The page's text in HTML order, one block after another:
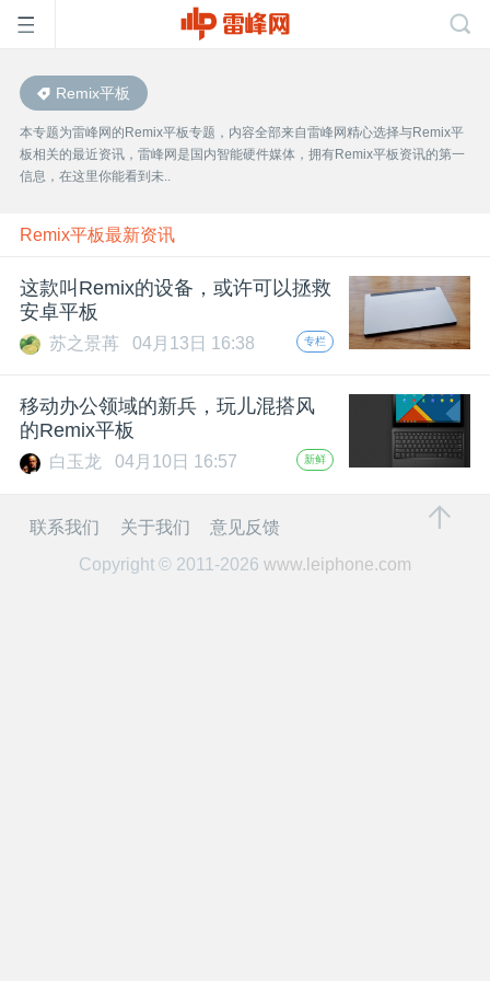
首
页
雷
峰
公
课
Remix平板
本专题为雷峰网的Remix平板专题，内容全部来自雷峰网精心选择与Remix平
板相关的最近资讯，雷峰网是国内智能硬件媒体，拥有Remix平板资讯的第一
信息，在这里你能看到未..
Remix平板最新资讯
这款叫Remix的设备，或许可以拯救
安卓平板
苏之景苒 04月13日 16:38 专栏
移动办公领域的新兵，玩儿混搭风
的Remix平板
白玉龙 04月10日 16:57 新鲜
联系我们 关于我们
意见反馈
Copyright © 2011-2026 www.leiphone.com